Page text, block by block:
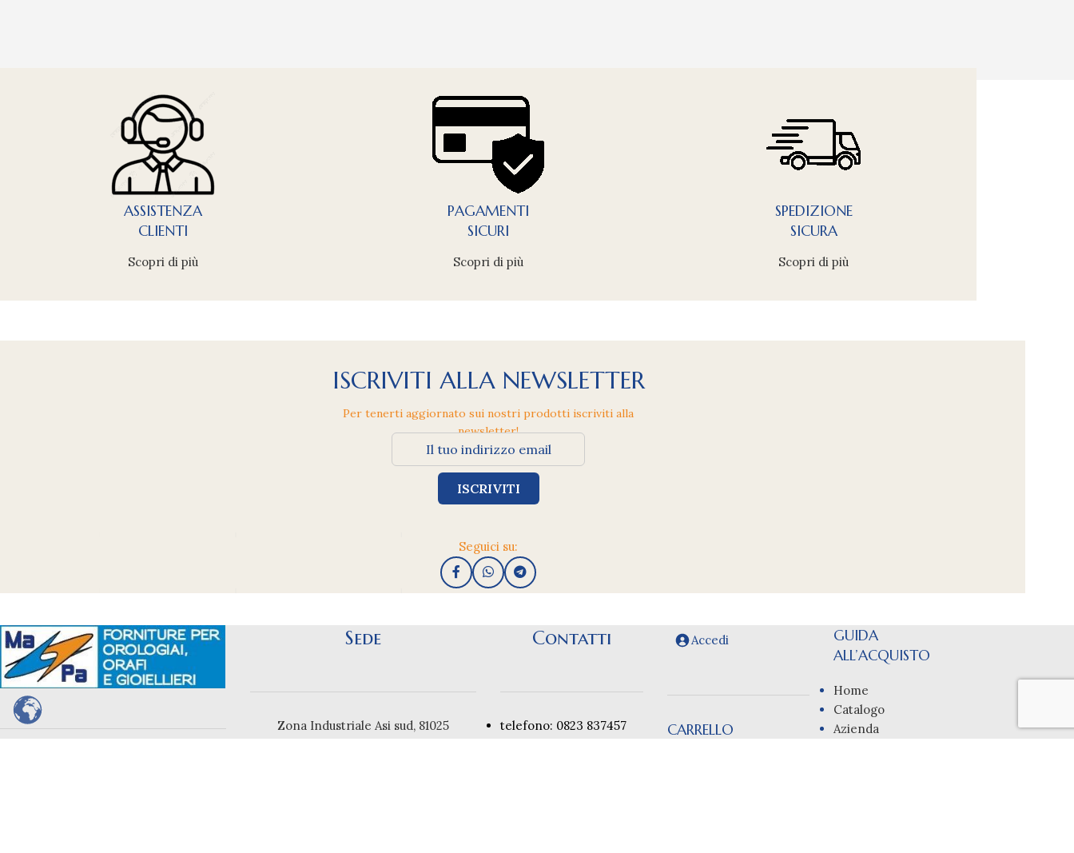
ASSISTENZA
CLIENTI
Scopri di più
PAGAMENTI
SICURI
Scopri di più
SPEDIZIONE
SICURA
Scopri di più
ISCRIVITI ALLA NEWSLETTER
Per tenerti aggiornato sui nostri prodotti iscriviti alla
newsletter!
Seguici su:
Sede
Zona Industriale Asi sud, 81025
Contatti
telefono: 0823 837457
Accedi
CARRELLO
GUIDA
ALL’ACQUISTO
Home
Catalogo
Azienda